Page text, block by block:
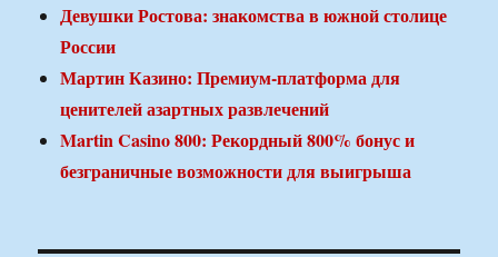
Девушки Ростова: знакомства в южной столице
России
Мартин Казино: Премиум-платформа для
ценителей азартных развлечений
Martin Casino 800: Рекордный 800% бонус и
безграничные возможности для выигрыша